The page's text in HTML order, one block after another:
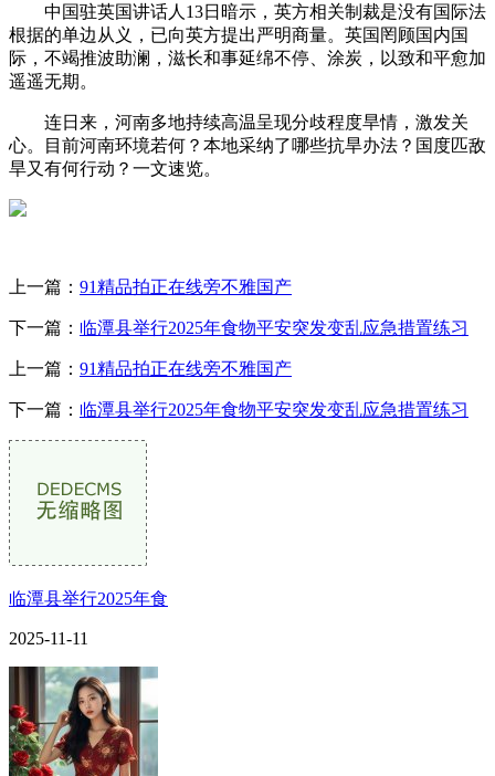
中国驻英国讲话人13日暗示，英方相关制裁是没有国际法
根据的单边从义，已向英方提出严明商量。英国罔顾国内国
际，不竭推波助澜，滋长和事延绵不停、涂炭，以致和平愈加
遥遥无期。
连日来，河南多地持续高温呈现分歧程度旱情，激发关
心。目前河南环境若何？本地采纳了哪些抗旱办法？国度匹敌
旱又有何行动？一文速览。
上一篇： 91精品拍正在线旁不雅国产
下一篇： 临潭县举行2025年食物平安突发变乱应急措置练习
上一篇： 91精品拍正在线旁不雅国产
下一篇： 临潭县举行2025年食物平安突发变乱应急措置练习
临潭县举行2025年食
2025-11-11